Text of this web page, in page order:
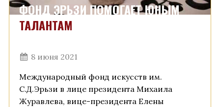
ФОНД ЭРЬЗИ ПОМОГАЕТ ЮНЫМ
ТАЛАНТАМ
8 июня 2021
Международный фонд искусств им.
С.Д.Эрьзи в лице президента Михаила
Журавлева, вице-президента Елены